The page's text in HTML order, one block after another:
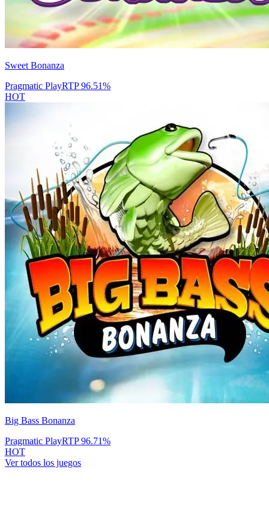
Sweet Bonanza
Pragmatic PlayRTP96.51%
HOT
Big Bass Bonanza
Pragmatic PlayRTP96.71%
HOT
Ver todos los juegos